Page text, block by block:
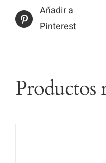
Añadir a
Pinterest
Productos